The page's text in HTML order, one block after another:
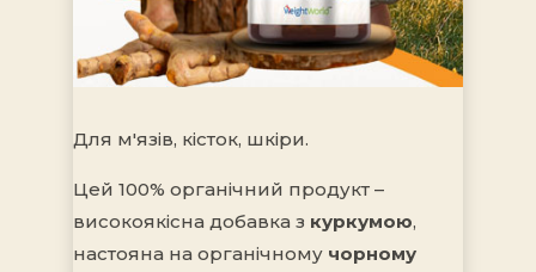
Для м'язів, кісток, шкіри.
Цей 100% органічний продукт –
високоякісна добавка з куркумою,
настояна на органічному чорному